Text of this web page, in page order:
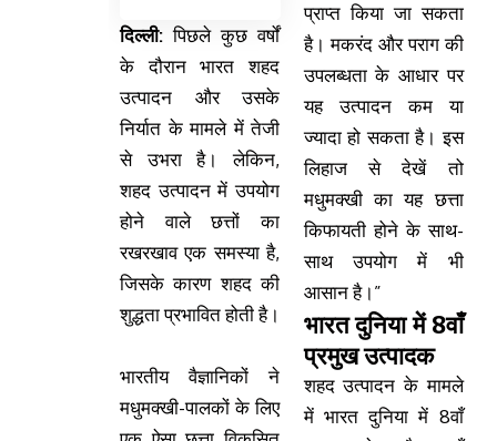
दिल्ली: पिछले कुछ वर्षों
के दौरान भारत शहद
उत्पादन और उसके
निर्यात के मामले में तेजी
से उभरा है। लेकिन,
शहद उत्पादन में उपयोग
होने वाले छत्तों का
रखरखाव एक समस्या है,
जिसके कारण शहद की
शुद्धता प्रभावित होती है।
भारतीय वैज्ञानिकों ने
मधुमक्खी-पालकों के लिए
प्राप्त किया जा सकता
है। मकरंद और पराग की
उपलब्धता के आधार पर
यह उत्पादन कम या
ज्यादा हो सकता है। इस
लिहाज से देखें तो
मधुमक्खी का यह छत्ता
किफायती होने के साथ-
साथ उपयोग में भी
आसान है।”
भारत दुनिया में 8वाँ
प्रमुख उत्पादक
शहद उत्पादन के मामले
में भारत दुनिया में 8वाँ